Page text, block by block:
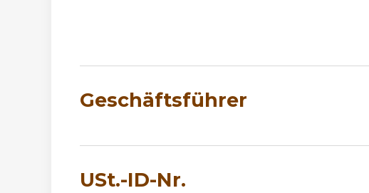
Geschäftsführer
USt.-ID-Nr.